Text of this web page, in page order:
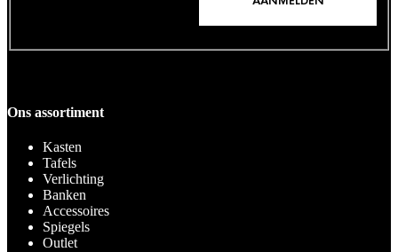
Ons assortiment
Kasten
Tafels
Verlichting
Banken
Accessoires
Spiegels
Outlet